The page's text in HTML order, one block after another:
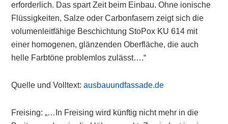
erforderlich. Das spart Zeit beim Einbau. Ohne ionische
Flüssigkeiten, Salze oder Carbonfasern zeigt sich die
volumenleitfähige Beschichtung StoPox KU 614 mit
einer homogenen, glänzenden Oberfläche, die auch
helle Farbtöne problemlos zulässt….“
Quelle und Volltext:ausbauundfassade.de
Freising: „…In Freising wird künftig nicht mehr in die